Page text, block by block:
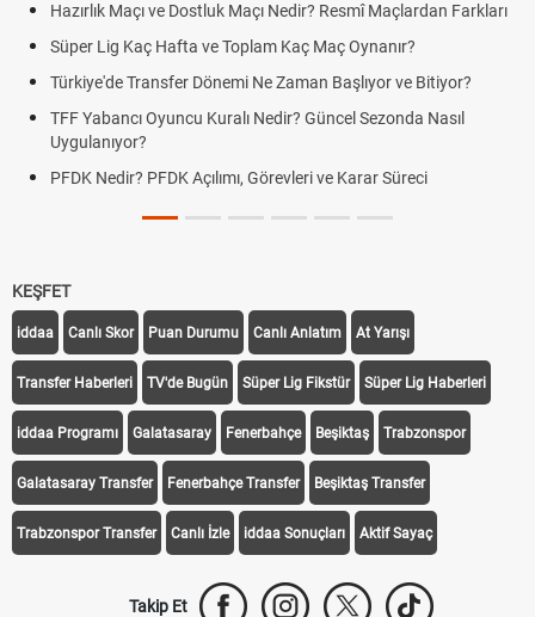
Hazırlık Maçı ve Dostluk Maçı Nedir? Resmî Maçlardan Farkları
Süper Lig Kaç Hafta ve Toplam Kaç Maç Oynanır?
Türkiye'de Transfer Dönemi Ne Zaman Başlıyor ve Bitiyor?
TFF Yabancı Oyuncu Kuralı Nedir? Güncel Sezonda Nasıl
Uygulanıyor?
PFDK Nedir? PFDK Açılımı, Görevleri ve Karar Süreci
KEŞFET
iddaa Canlı Skor Puan Durumu Canlı Anlatım At Yarışı
Transfer Haberleri TV'de Bugün Süper Lig Fikstür Süper Lig Haberleri
iddaa Programı Galatasaray Fenerbahçe Beşiktaş Trabzonspor
Galatasaray Transfer Fenerbahçe Transfer Beşiktaş Transfer
Trabzonspor Transfer Canlı İzle iddaa Sonuçları Aktif Sayaç
Takip Et